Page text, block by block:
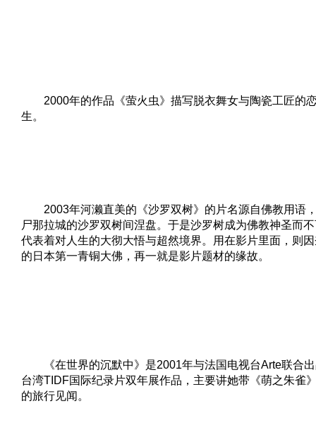
2000年的作品《萤火虫》描写脱衣舞女与陶瓷工匠的
生。
2003年河濑直美的《沙罗双树》的片名源自佛教用语
尸那拉城的沙罗双树间涅盘。于是沙罗树成为佛教神圣而
代表着对人生的大彻大悟与超然境界。用在影片里面，则
的日本第一青铜大佛，再一就是影片题材的缘故。
《在世界的沉默中》是2001年与法国电视台Arte联合出
台湾TIDF国际纪录片双年展作品，主要讲她带《萌之朱雀
的旅行见闻。